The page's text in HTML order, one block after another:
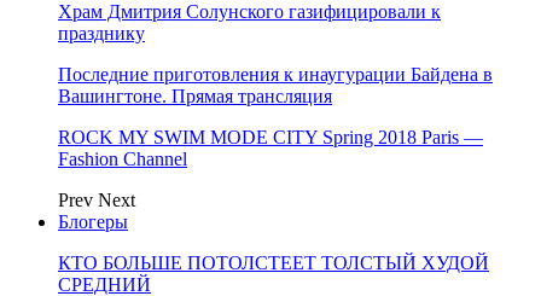
Храм Дмитрия Солунского газифицировали к
празднику
Последние приготовления к инаугурации Байдена в
Вашингтоне. Прямая трансляция
ROCK MY SWIM MODE CITY Spring 2018 Paris —
Fashion Channel
Prev Next
Блогеры
КТО БОЛЬШЕ ПОТОЛСТЕЕТ ТОЛСТЫЙ ХУДОЙ
СРЕДНИЙ